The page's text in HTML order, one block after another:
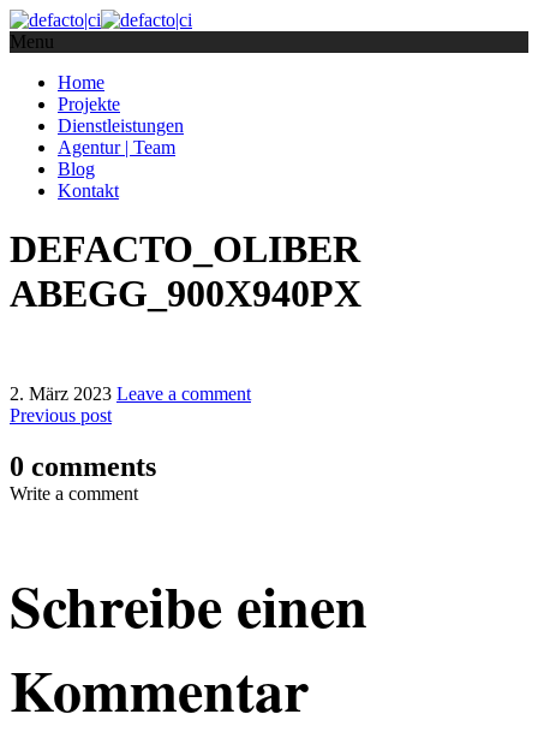
Menu
Home
Projekte
Dienstleistungen
Agentur | Team
Blog
Kontakt
DEFACTO_OLIBER
ABEGG_900X940PX
2. März 2023 Leave a comment
Previous post
0 comments
Write a comment
Schreibe einen
Kommentar